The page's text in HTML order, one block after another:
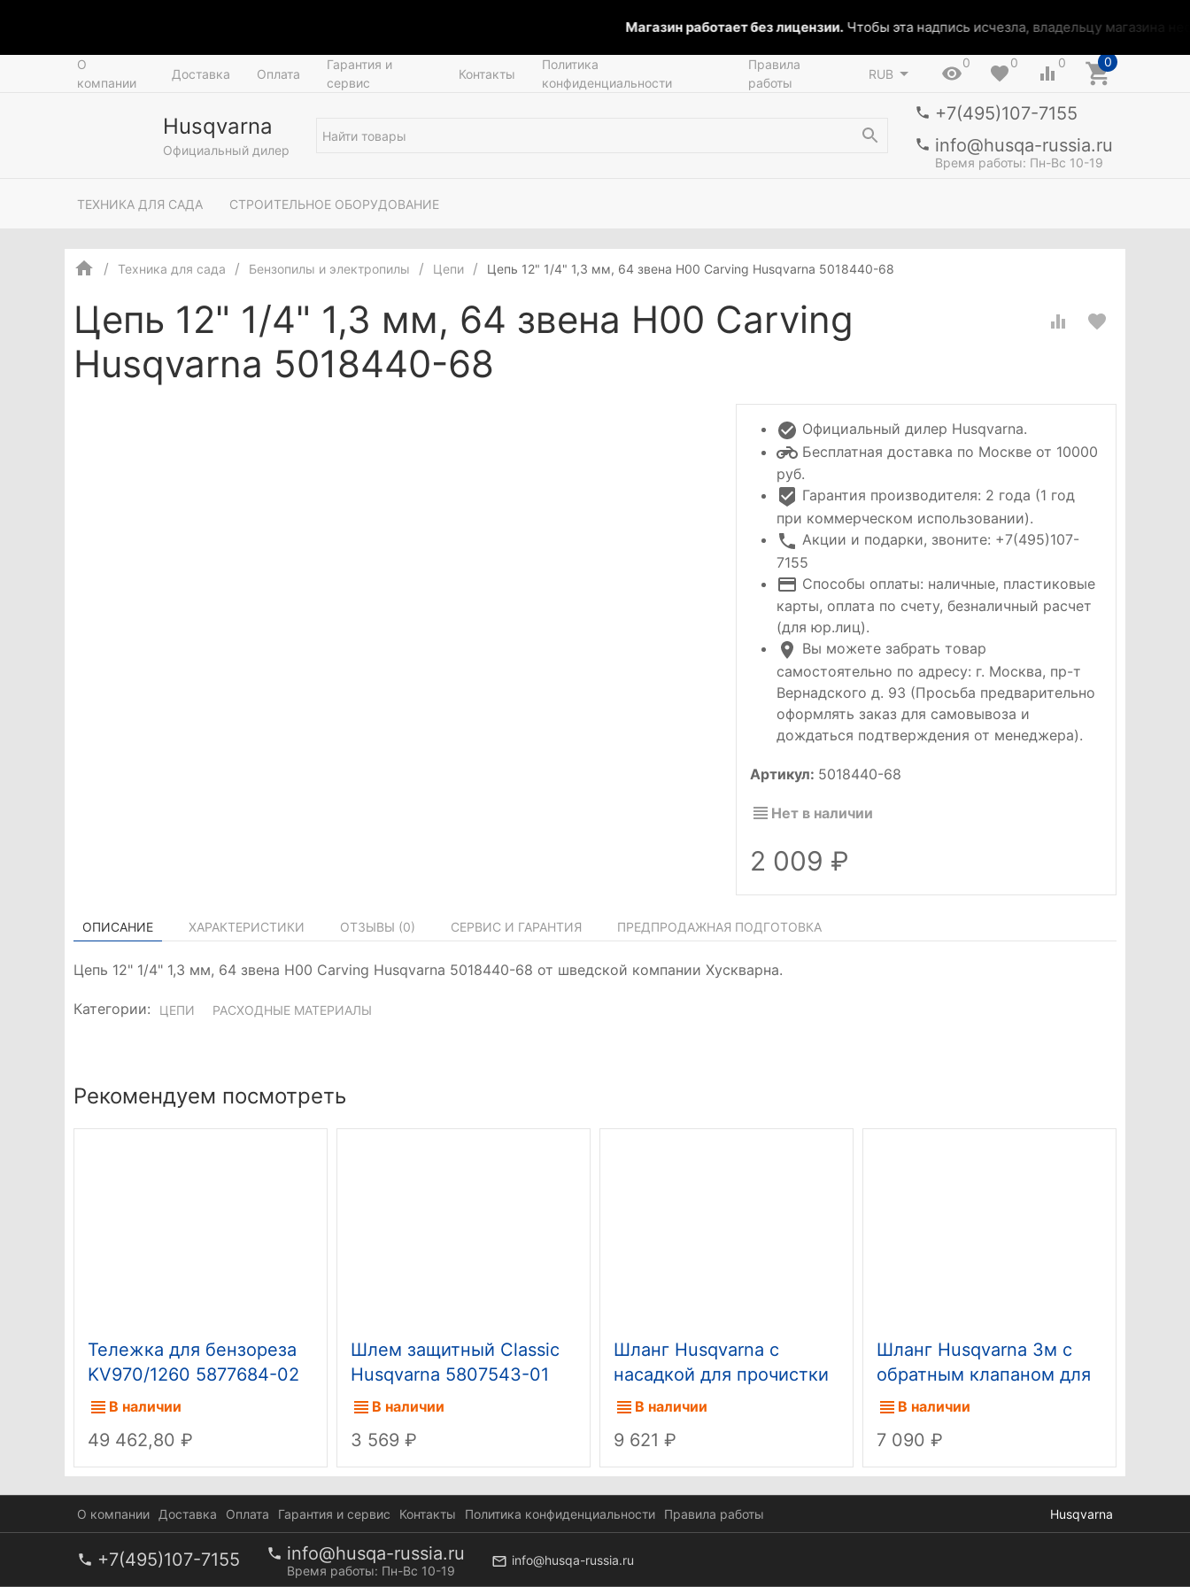
Магазин работает без лицензии.Чтобы эта надпись исчезла, владельцу магазина
О
компании
Доставка Оплата
Гарантия и
сервис
Контакты
Политика
конфиденциальности
Правила
работы
RUB
0 0 0 0
Husqvarna
Официальный дилер
+7(495)107-7155
info@husqa-russia.ru
Время работы: Пн-Вс 10-19
ТЕХНИКА ДЛЯ САДА СТРОИТЕЛЬНОЕ ОБОРУДОВАНИЕ
Техника для сада Бензопилы и электропилы Цепи Цепь 12" 1/4" 1,3 мм, 64 звена Н00 Carving Husqvarna 5018440-68
Цепь 12" 1/4" 1,3 мм, 64 звена Н00 Carving
Husqvarna 5018440-68
Официальный дилер Husqvarna.
Бесплатная доставка по Москве от 10000
руб.
Гарантия производителя: 2 года (1 год
при коммерческом использовании).
Акции и подарки, звоните: +7(495)107-
7155
Способы оплаты: наличные, пластиковые
карты, оплата по счету, безналичный расчет
(для юр.лиц).
Вы можете забрать товар
самостоятельно по адресу: г. Москва, пр-т
Вернадского д. 93 (Просьба предварительно
оформлять заказ для самовывоза и
дождаться подтверждения от менеджера).
Артикул: 5018440-68
Нет в наличии
2 009
ОПИСАНИЕ ХАРАКТЕРИСТИКИ ОТЗЫВЫ (0) СЕРВИС И ГАРАНТИЯ ПРЕДПРОДАЖНАЯ ПОДГОТОВКА
Цепь 12" 1/4" 1,3 мм, 64 звена Н00 Carving Husqvarna 5018440-68 от шведской компании Хускварна.
Категории: ЦЕПИ РАСХОДНЫЕ МАТЕРИАЛЫ
Рекомендуем посмотреть
Тележка для бензореза
KV970/1260 5877684-02
(старый код 9651916-05)
В наличии
49 462,80
Шлем защитный Classic
Husqvarna 5807543-01
В наличии
3 569
Шланг Husqvarna с
насадкой для прочистки
труб и стоков 15м
В наличии
9 621
Шланг Husqvarna 3м с
обратным клапаном для
самовсасывания и
В наличии
7 090
О компании Доставка Оплата Гарантия и сервис Контакты Политика конфиденциальности Правила работы Husqvarna
+7(495)107-7155 info@husqa-russia.ru
Время работы: Пн-Вс 10-19
info@husqa-russia.ru